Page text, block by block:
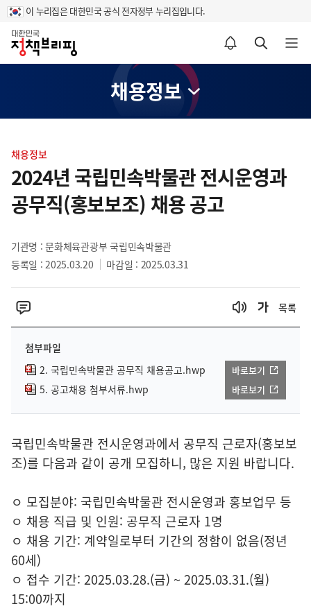
이 누리집은 대한민국 공식 전자정부 누리집입니다.
홈
알림설정 바로가기 검색 바로가기 메뉴 열기
채용정보
텐
츠
영
역
채용정보
2024년 국립민속박물관 전시운영과
공무직(홍보보조) 채용 공고
기관명 : 문화체육관광부 국립민속박물관
등록일 : 2025.03.20
마감일 : 2025.03.31
목록
첨부파일
2. 국립민속박물관 공무직 채용공고.hwp
바로보기
5. 공고채용 첨부서류.hwp 바로보기
국립민속박물관 전시운영과에서 공무직 근로자(홍보보
조)를 다음과 같이 공개 모집하니, 많은 지원 바랍니다.
ㅇ 모집분야: 국립민속박물관 전시운영과 홍보업무 등
ㅇ 채용 직급 및 인원: 공무직 근로자 1명
ㅇ 채용 기간: 계약일로부터 기간의 정함이 없음(정년
60세)
ㅇ 접수 기간: 2025.03.28.(금) ~ 2025.03.31.(월)
15:00까지